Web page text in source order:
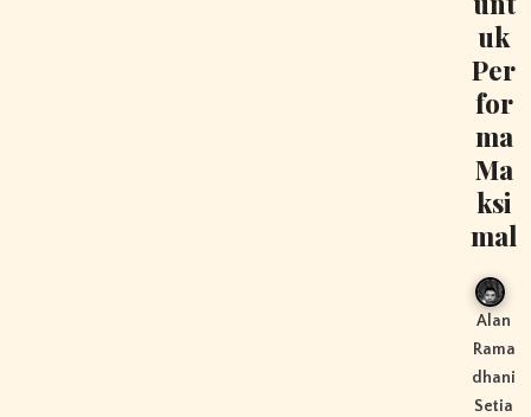
uk
Per
for
ma
Ma
ksi
mal
Alan
Rama
dhani
Setia